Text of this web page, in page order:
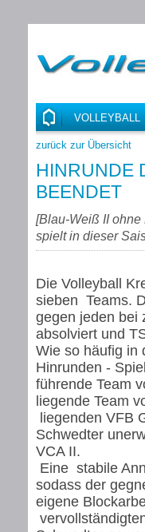
VOLLEYBALL
zurück zur Übersicht
HINRUNDE
BEENDET
[Blau-Weiß II ohne
spielt in dieser
Die Volleyball
sieben Teams.
gegen jeden bei
absolviert und
Wie so häufig in
Hinrunden -
führende Team
liegende Team
liegenden VFB
Schwedter
VCA II.
Eine stabile
sodass der
eigene